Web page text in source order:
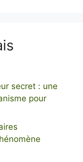
secret : une
pour